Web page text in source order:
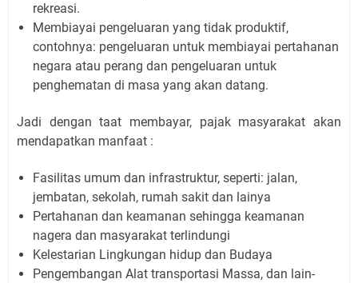
rekreasi.
Membiayai pengeluaran yang tidak produktif,
contohnya: pengeluaran untuk membiayai pertahanan
negara atau perang dan pengeluaran untuk
penghematan di masa yang akan datang.
Jadi dengan taat membayar, pajak masyarakat akan
mendapatkan manfaat :
Fasilitas umum dan infrastruktur, seperti: jalan,
jembatan, sekolah, rumah sakit dan lainya
Pertahanan dan keamanan sehingga keamanan
nagera dan masyarakat terlindungi
Kelestarian Lingkungan hidup dan Budaya
Pengembangan Alat transportasi Massa, dan lain-